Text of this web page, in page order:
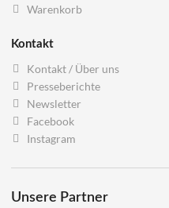
Warenkorb
Kontakt
Kontakt / Über uns
Presseberichte
Newsletter
Facebook
Instagram
Unsere Partner